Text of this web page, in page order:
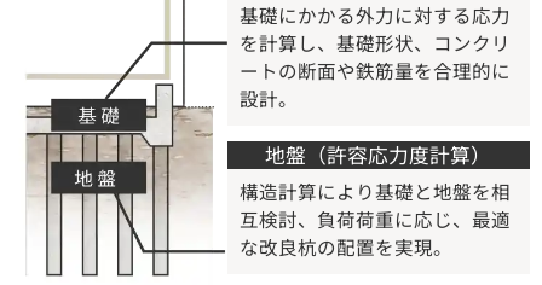
基礎にかかる外力に対する応力
を計算し、基礎形状、コンクリ
ートの断面や鉄筋量を合理的に
設計。
地盤（許容応力度計算）
構造計算により基礎と地盤を相
互検討、負荷荷重に応じ、最適
な改良杭の配置を実現。